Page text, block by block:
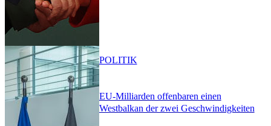
EU-Milliarden offenbaren einen
Westbalkan der zwei Geschwindigkeiten
POLITIK